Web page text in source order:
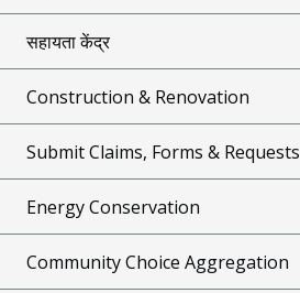
सहायता केंद्र
Construction & Renovation
Submit Claims, Forms & Requests
Energy Conservation
Community Choice Aggregation